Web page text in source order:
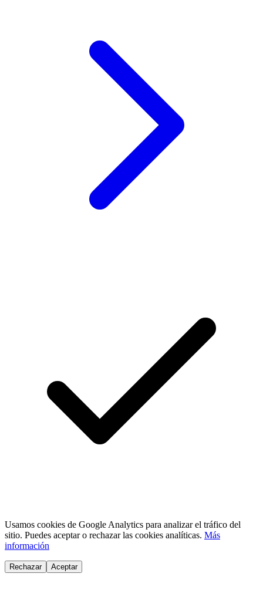
Usamos cookies de Google Analytics para analizar el tráfico del
sitio. Puedes aceptar o rechazar las cookies analíticas. Más
información
Rechazar Aceptar